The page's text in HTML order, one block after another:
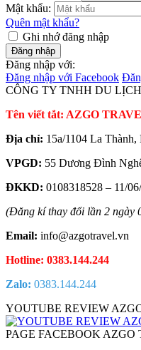
Mật khẩu:
Quên mật khẩu?
Ghi nhớ đăng nhập
Đăng nhập
Đăng nhập với:
Đăng nhập với Facebook
CÔNG TY TNHH DU
Tên viết tắt: AZGO
Địa chỉ: 15a/1104 La
VPGD: 55 Dương Đình
ĐKKD: 0108318528 – 11/
(Đăng kí thay đổi lần 2 ngày
Email: info@azgotravel.vn
Hotline: 0383.144.244
Zalo: 0383.144.244
YOUTUBE REVIEW
PAGE FACEBOOK AZGO